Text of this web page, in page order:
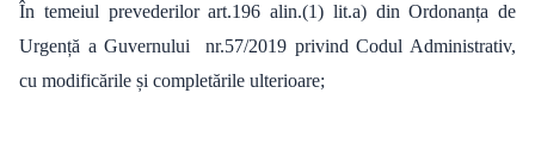
În temeiul prevederilor art.196 alin.(1) lit.a) din Ordonanța de
Urgență a Guvernului nr.57/2019 privind Codul Administrativ,
cu modificările și completările ulterioare;